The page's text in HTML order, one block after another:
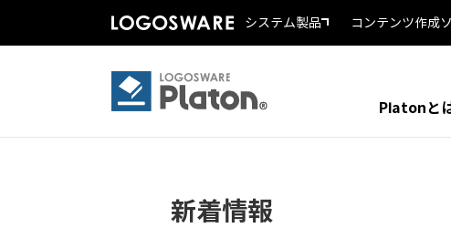
システム製品 コンテンツ作成
Platonと
新着情報